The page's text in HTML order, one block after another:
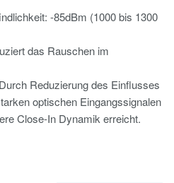
-85dBm (1000 bis 1300
das Rauschen im
Reduzierung des Einflusses
optischen Eingangssignalen
Close-In Dynamik erreicht.